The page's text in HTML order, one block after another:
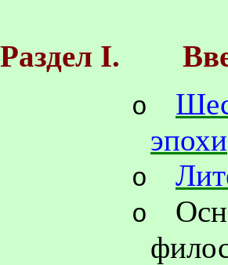
Раздел I.
o
эпохи
o
o